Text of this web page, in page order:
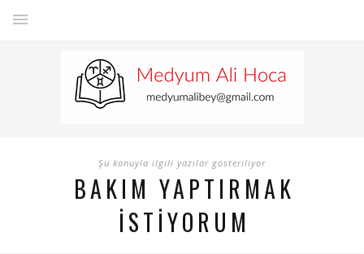
Şu konuyla ilgili yazılar gösteriliyor
BAKIM YAPTIRMAK
ISTIYORUM